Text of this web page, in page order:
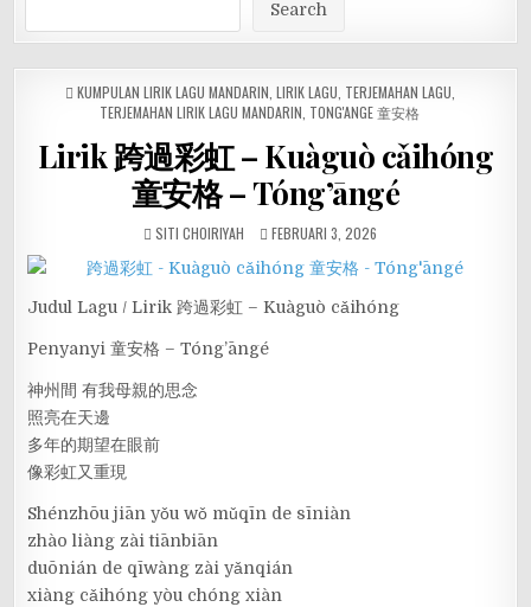
Search
POSTED
KUMPULAN LIRIK LAGU MANDARIN LIRIK LAGU TERJEMAHAN LAGU
TERJEMAHAN LIRIK LAGU MANDARIN TONG'ANGE 童安格
Lirik 跨過彩虹 – Kuàguò cǎihóng
童安格 – Tóng’āngé
SITI CHOIRIYAH FEBRUARI 3, 2026
Judul Lagu / Lirik 跨過彩虹 – Kuàguò cǎihóng
Penyanyi 童安格 – Tóng’āngé
神州間 有我母親的思念
照亮在天邊
多年的期望在眼前
像彩虹又重現
Shénzhōu jiān yǒu wǒ mǔqīn de sīniàn
zhào liàng zài tiānbiān
duōnián de qīwàng zài yǎnqián
xiàng cǎihóng yòu chóng xiàn